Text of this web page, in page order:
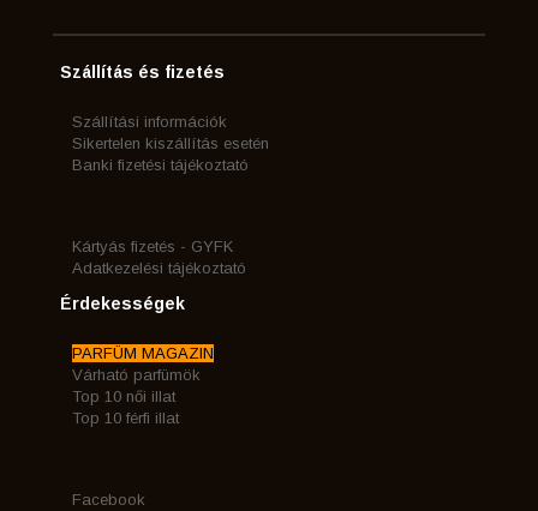
Szállítás és fizetés
Szállítási információk
Sikertelen kiszállítás esetén
Banki fizetési tájékoztató
Kártyás fizetés - GYFK
Adatkezelési tájékoztató
Érdekességek
PARFÜM MAGAZIN
Várható parfümök
Top 10 női illat
Top 10 férfi illat
Facebook